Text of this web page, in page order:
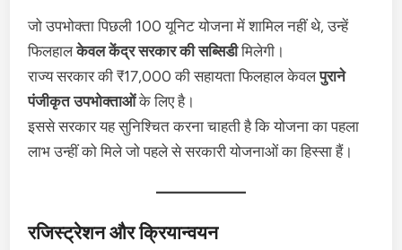
जो उपभोक्ता पिछली 100 यूनिट योजना में शामिल नहीं थे, उन्हें
फिलहालकेवल केंद्र सरकार की सब्सिडीमिलेगी।
राज्य सरकार की ₹17,000 की सहायता फिलहाल केवलपुराने
पंजीकृत उपभोक्ताओंके लिए है।
इससे सरकार यह सुनिश्चित करना चाहती है कि योजना का पहला
लाभ उन्हीं को मिले जो पहले से सरकारी योजनाओं का हिस्सा हैं।
रजिस्ट्रेशन और क्रियान्वयन